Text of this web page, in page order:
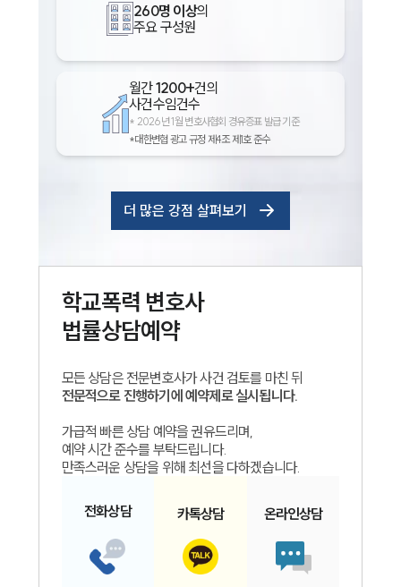
260명 이상의
주요 구성원
월간1200+건의
사건수임건수
* 2026년 1월 변호사협회 경유증표 발급 기준
*대한변협 광고 규정 제4조 제1호 준수
더 많은 강점 살펴보기
학교폭력 변호사
법률상담예약
모든 상담은 전문변호사가 사건 검토를 마친 뒤
전문적으로 진행하기에 예약제로 실시됩니다.
가급적 빠른 상담 예약을 권유드리며,
예약 시간 준수를 부탁드립니다.
만족스러운 상담을 위해 최선을 다하겠습니다.
전화상담 카톡상담 온라인상담